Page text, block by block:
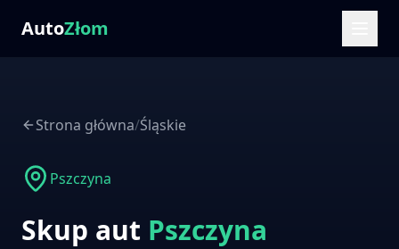
AutoZłom
Strona główna/Śląskie
Pszczyna
Skup aut Pszczyna